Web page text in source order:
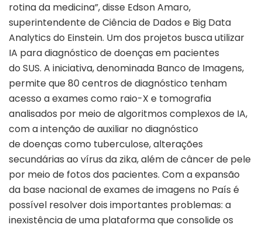
rotina da medicina”, disse Edson Amaro,
superintendente de Ciência de Dados e Big Data
Analytics do Einstein. Um dos projetos busca utilizar
IA para diagnóstico de doenças em pacientes
do SUS. A iniciativa, denominada Banco de Imagens,
permite que 80 centros de diagnóstico tenham
acesso a exames como raio-X e tomografia
analisados por meio de algoritmos complexos de IA,
com a intenção de auxiliar no diagnóstico
de doenças como tuberculose, alterações
secundárias ao vírus da zika, além de câncer de pele
por meio de fotos dos pacientes. Com a expansão
da base nacional de exames de imagens no País é
possível resolver dois importantes problemas: a
inexistência de uma plataforma que consolide os